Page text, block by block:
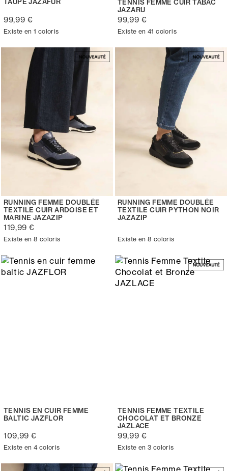
99,99 €
Existe en 1 coloris
TENNIS FEMME CUIR TABAC
JAZARU
99,99 €
Existe en 41 coloris
RUNNING FEMME DOUBLÉE
TEXTILE CUIR ARDOISE ET
MARINE JAZAZIP
119,99 €
Existe en 8 coloris
RUNNING FEMME DOUBLÉE
TEXTILE CUIR PYTHON NOIR
JAZAZIP
Existe en 8 coloris
TENNIS EN CUIR FEMME
BALTIC JAZFLOR
109,99 €
Existe en 4 coloris
TENNIS FEMME TEXTILE
CHOCOLAT ET BRONZE
JAZLACE
99,99 €
Existe en 3 coloris